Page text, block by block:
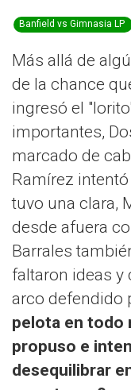
Banfield vs Gimnasia LP
Más allá de
de la chance
ingresó el
importantes,
marcado de
Ramírez
tuvo una clara,
desde afuera
Barrales
faltaron ideas y
arco defendido
pelota en todo
propuso e
desequilibrar